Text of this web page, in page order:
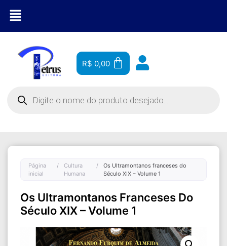
R$ 0,00
Página
inicial
/
Cultura
Humana
/
Os Ultramontanos franceses do
Século XIX – Volume 1
Os Ultramontanos Franceses Do
Século XIX – Volume 1